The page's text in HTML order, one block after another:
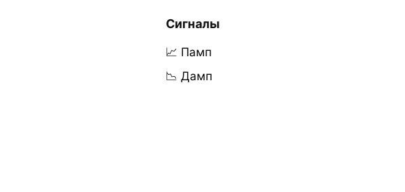
Сигналы
📈 Памп
📉 Дамп